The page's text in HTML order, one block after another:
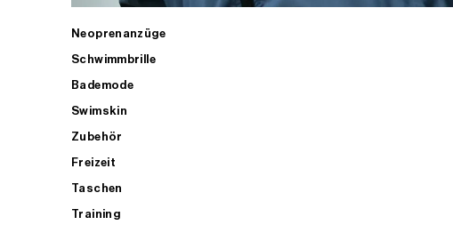
Neoprenanzüge
Schwimmbrille
Bademode
Swimskin
Zubehör
Freizeit
Taschen
Training